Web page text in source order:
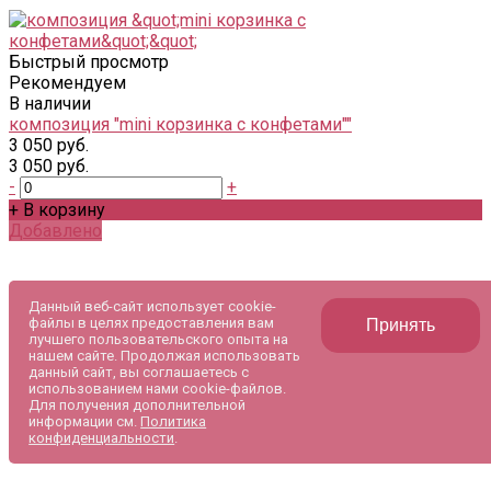
Быстрый просмотр
Рекомендуем
В наличии
композиция "mini корзинка с конфетами""
3 050 руб.
3 050 руб.
-
+
+ В корзину
Добавлено
Данный веб-сайт использует cookie-
файлы в целях предоставления вам
лучшего пользовательского опыта на
нашем сайте. Продолжая использовать
данный сайт, вы соглашаетесь с
использованием нами cookie-файлов.
Для получения дополнительной
информации см. Политика
конфиденциальности
Принять